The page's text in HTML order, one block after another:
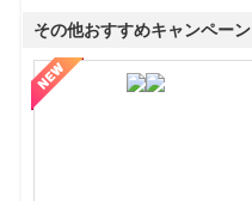
その他おすすめキャンペーン